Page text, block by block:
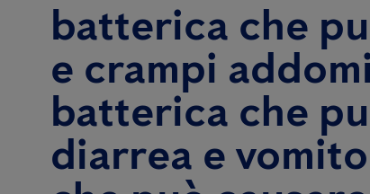
batterica che
e crampi
batterica che
diarrea e